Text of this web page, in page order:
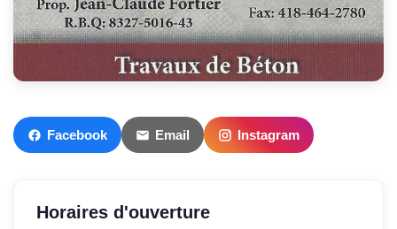
Facebook Email Instagram
Horaires d'ouverture